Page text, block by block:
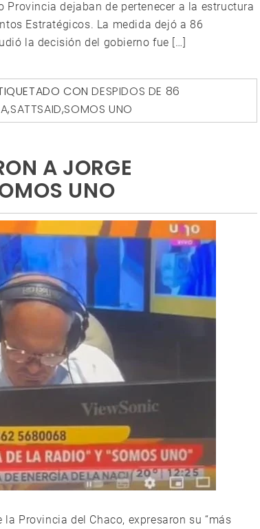
Provincia dejaban de pertenecer a la estructura
Estratégicos. La medida dejó a 86
la decisión del gobierno fue […]
CONDESPIDOS DE 86
,SATTSAID,SOMOS UNO
A JORGE
UNO
Provincia del Chaco, expresaron su “más